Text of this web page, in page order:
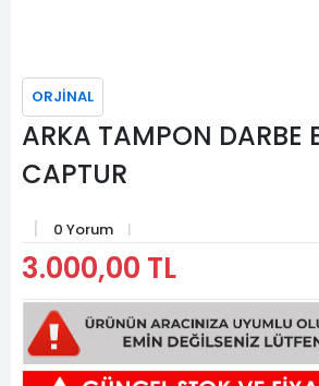
ORJİNAL
ARKA TAMPON DARBE
CAPTUR
0 Yorum
3.000,00 TL